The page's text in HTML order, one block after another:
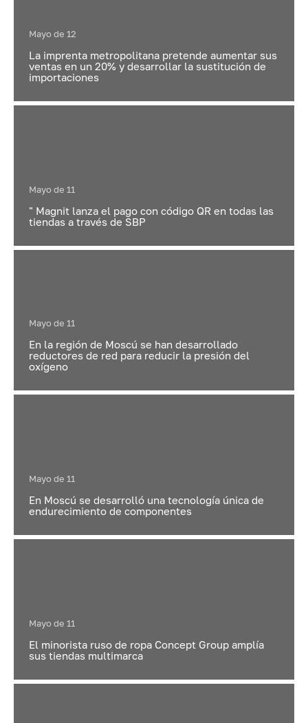
Mayo de 12
La imprenta metropolitana pretende aumentar sus
ventas en un 20% y desarrollar la sustitución de
importaciones
Mayo de 11
" Magnit lanza el pago con código QR en todas las
tiendas a través de SBP
Mayo de 11
En la región de Moscú se han desarrollado
reductores de red para reducir la presión del
oxígeno
Mayo de 11
En Moscú se desarrolló una tecnología única de
endurecimiento de componentes
Mayo de 11
El minorista ruso de ropa Concept Group amplía
sus tiendas multimarca